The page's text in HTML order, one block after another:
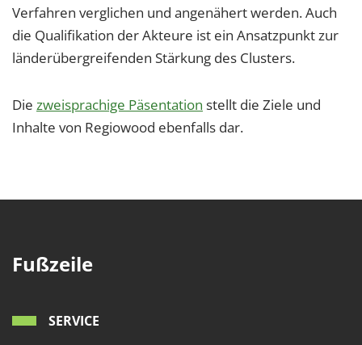
Verfahren verglichen und angenähert werden. Auch
die Qualifikation der Akteure ist ein Ansatzpunkt zur
länderübergreifenden Stärkung des Clusters.
Die zweisprachige Päsentation stellt die Ziele und
Inhalte von Regiowood ebenfalls dar.
Fußzeile
SERVICE